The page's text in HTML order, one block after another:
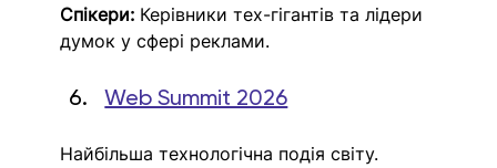
Спікери: Керівники тех-гігантів та лідери
думок у сфері реклами.
Web Summit 2026
Найбільша технологічна подія світу.